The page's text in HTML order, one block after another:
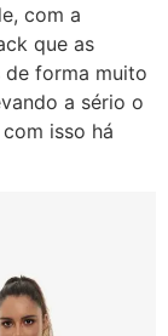
com a
que as
de forma muito
a sério o
isso há